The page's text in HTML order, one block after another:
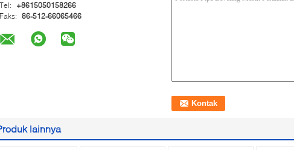
Tel:
+8615050158266
Faks: 86-512-66065466
lainnya